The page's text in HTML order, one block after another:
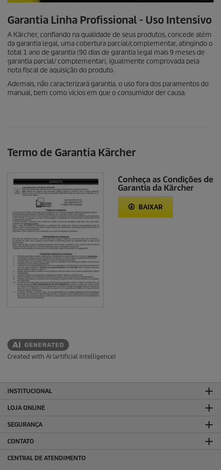
Garantia Linha Profissional - Uso Intensivo
A Kärcher, confiando na qualidade de seus produtos, concede além
da garantia legal, uma cobertura parcial/complementar, atingindo o
total 1 ano de garantia (90 dias de garantia legal mais 9 meses de
garantia parcial/ complementar), igualmente comprovada pela
nota fiscal de aquisição do produto.
Ademais, não caracterizará garantia, o uso fora dos paramentos do
manual, bem como vícios em que o consumidor der causa.
Termo de Garantia Kärcher
Conheça as Condições de
Garantia da Kärcher
BAIXAR
Created with AI (artificial intelligence)
INSTITUCIONAL
LOJA ONLINE
SEGURANÇA
CONTATO
CENTRAL DE ATENDIMENTO